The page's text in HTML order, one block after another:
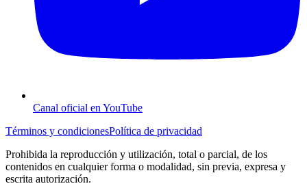
Canal oficial en YouTube
Términos y condicionesPolítica de privacidad
Prohibida la reproducción y utilización, total o parcial, de los
contenidos en cualquier forma o modalidad, sin previa, expresa y
escrita autorización.